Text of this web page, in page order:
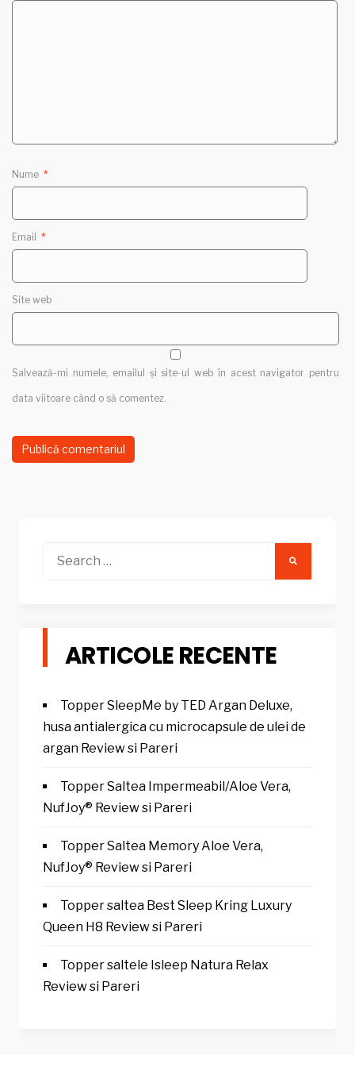
Nume *
Email *
Site web
Salvează-mi numele, emailul și site-ul web în acest navigator pentru
data viitoare când o să comentez.
ARTICOLE RECENTE
Topper SleepMe by TED Argan Deluxe,
husa antialergica cu microcapsule de ulei de
argan Review si Pareri
Topper Saltea Impermeabil/Aloe Vera,
NufJoy® Review si Pareri
Topper Saltea Memory Aloe Vera,
NufJoy® Review si Pareri
Topper saltea Best Sleep Kring Luxury
Queen H8 Review si Pareri
Topper saltele Isleep Natura Relax
Review si Pareri